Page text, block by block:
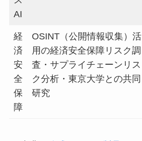
AI
経
済
安
全
保
障
OSINT（公開情報収集）活
用の経済安全保障リスク調
査・サプライチェーンリス
ク分析・東京大学との共同
研究